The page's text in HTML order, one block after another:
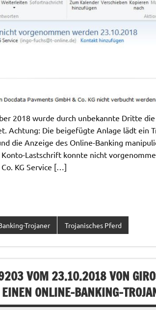
2018 wurde durch unbekannte Dritte
Achtung: Die beigefügte Anlage lädt ein
die Anzeige des Online-Banking
Lastschrift konnte nicht
KG Service […]
Trojaner Trojanisches Pferd
VOM 23.10.2018 VON
ONLINE-BANKING-